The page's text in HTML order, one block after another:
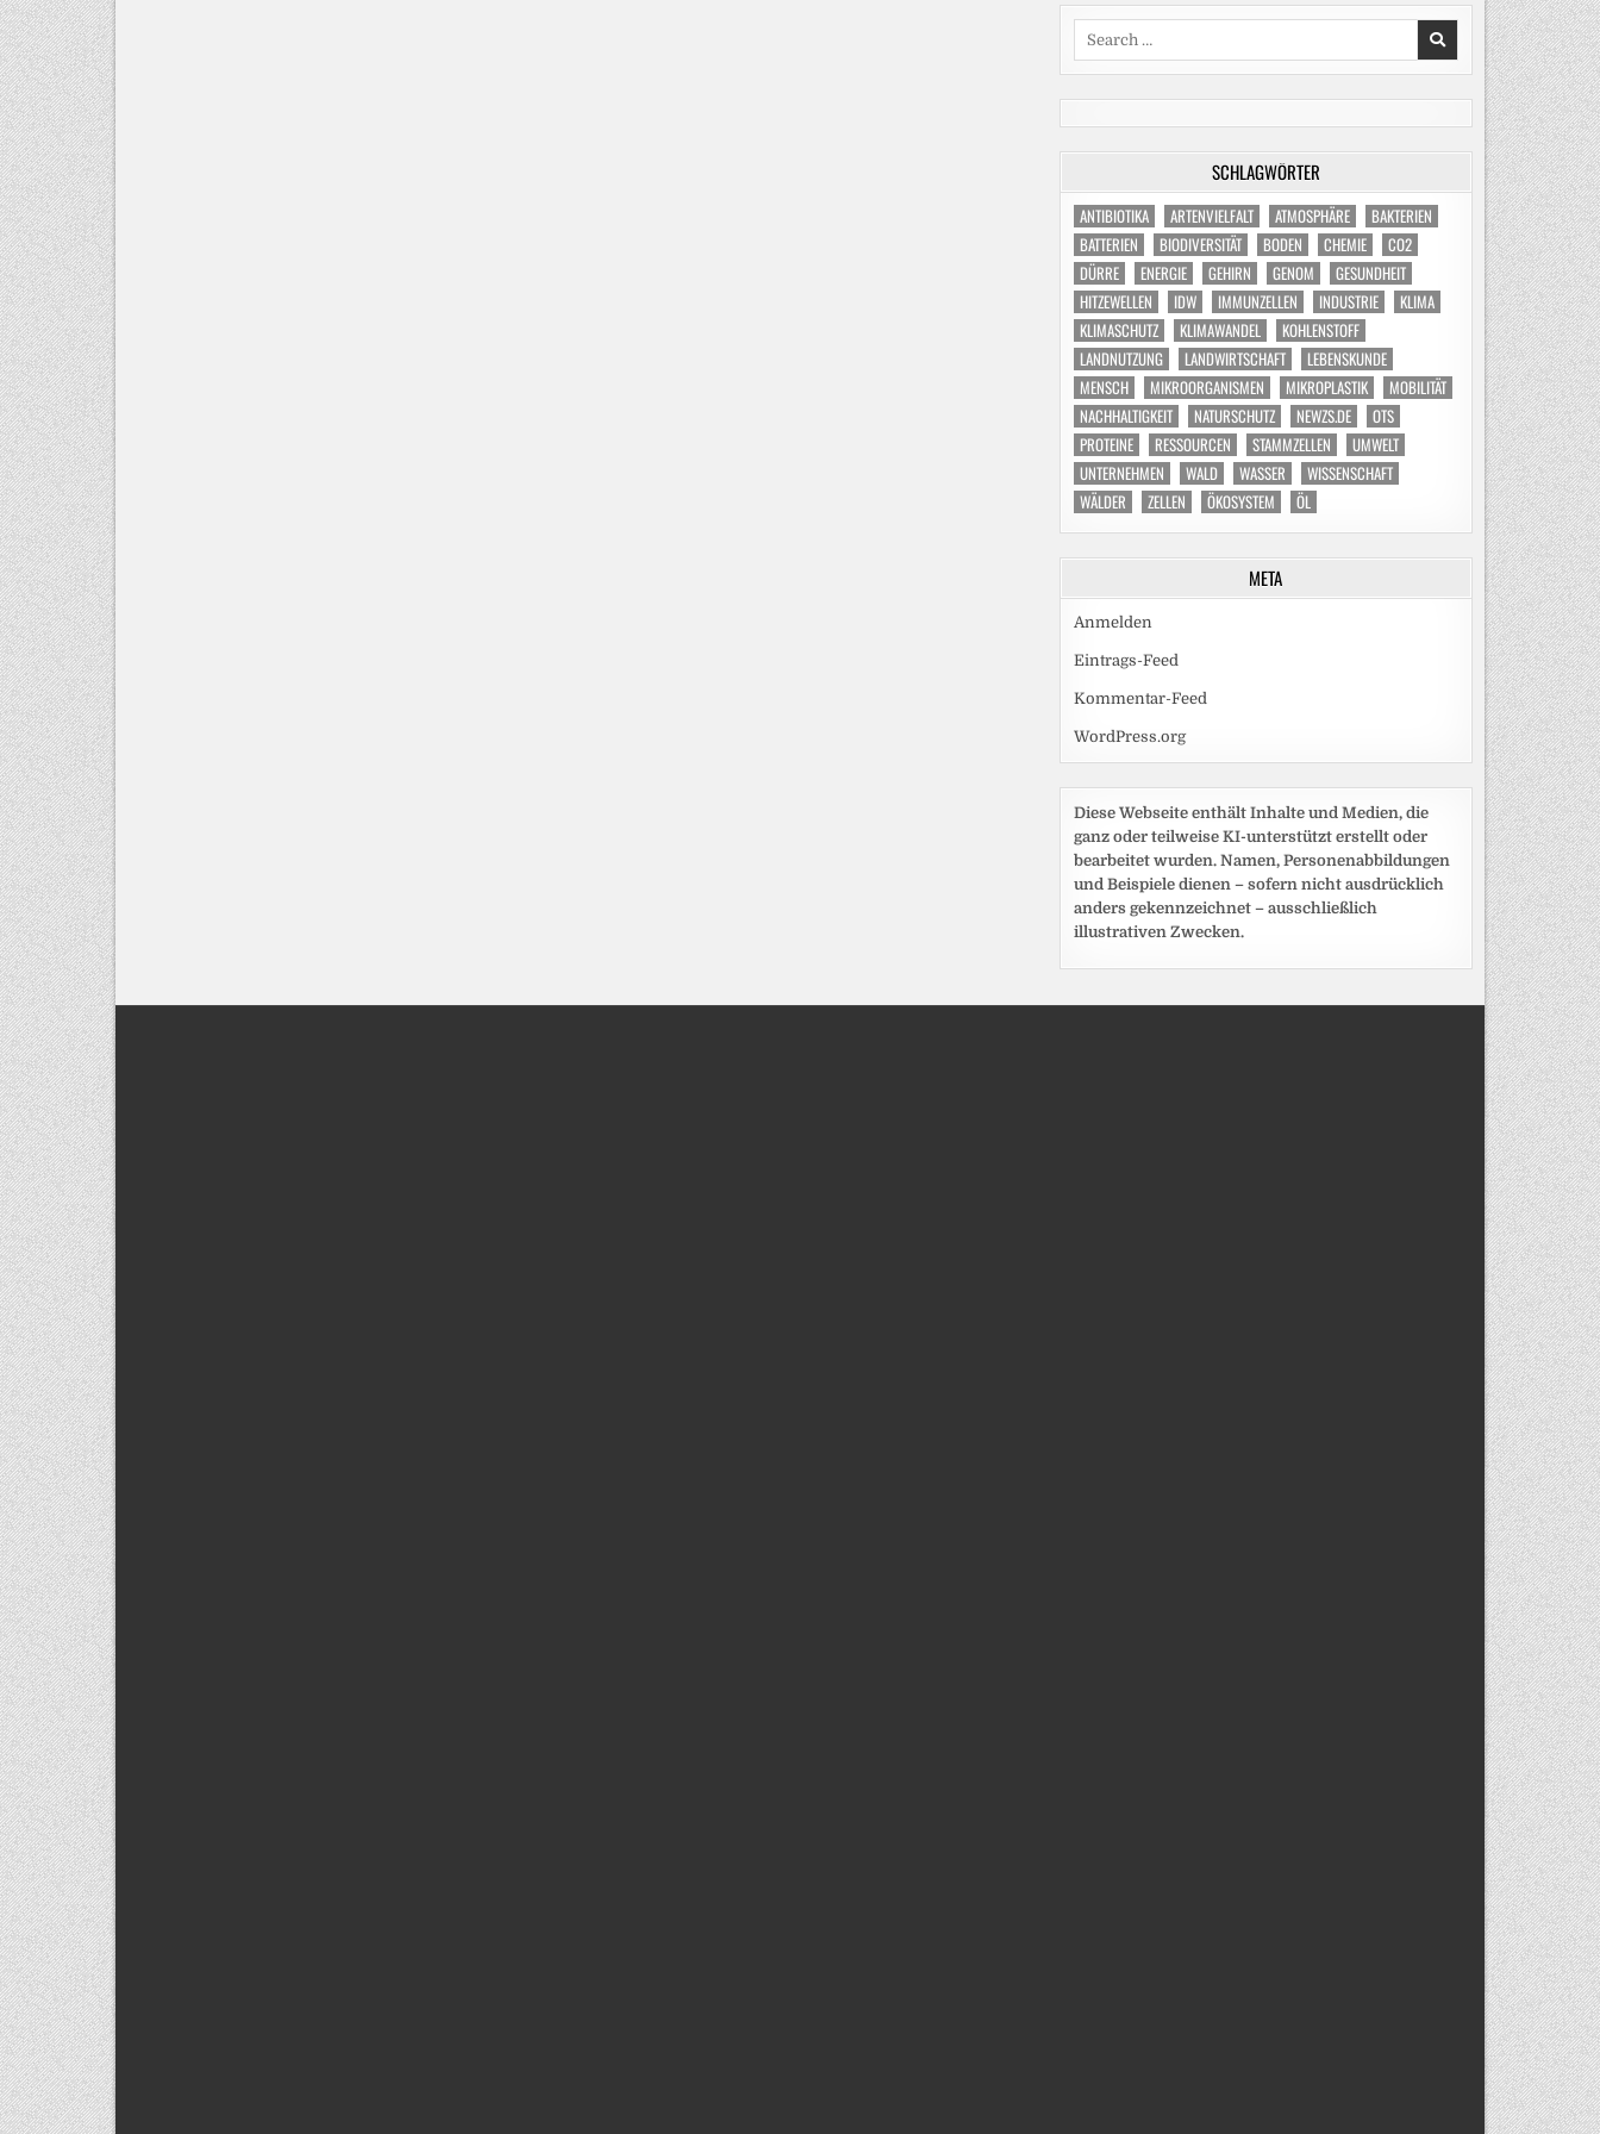
SCHLAGWÖRTER
ANTIBIOTIKA ARTENVIELFALT ATMOSPHÄRE
BAKTERIEN
BATTERIEN
BIODIVERSITÄT BODEN CHEMIE
CO2
DÜRRE
ENERGIE GEHIRN GENOM
GESUNDHEIT
HITZEWELLEN
IDW IMMUNZELLEN INDUSTRIE
KLIMA
KLIMASCHUTZ
KLIMAWANDEL
KOHLENSTOFF
LANDNUTZUNG
LANDWIRTSCHAFT
LEBENSKUNDE
MENSCH
MIKROORGANISMEN MIKROPLASTIK
MOBILITÄT
NACHHALTIGKEIT
NATURSCHUTZ NEWZS.DE
OTS
PROTEINE
RESSOURCEN STAMMZELLEN
UMWELT
UNTERNEHMEN
WALD WASSER
WISSENSCHAFT
WÄLDER
ZELLEN ÖKOSYSTEM ÖL
META
Anmelden
Eintrags-Feed
Kommentar-Feed
WordPress.org
Diese Webseite enthält Inhalte und Medien, die
ganz oder teilweise KI-unterstützt erstellt oder
bearbeitet wurden. Namen, Personenabbildungen
und Beispiele dienen – sofern nicht ausdrücklich
anders gekennzeichnet – ausschließlich
illustrativen Zwecken.